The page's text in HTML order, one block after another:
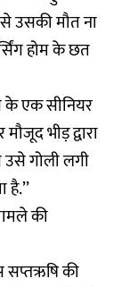
उसकी मौत ना
होम के छत
के एक सीनियर
भीड़ द्वारा
उसे गोली लगी
की
सप्तऋषि की